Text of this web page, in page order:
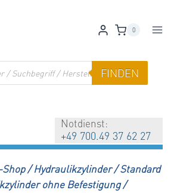
0
FINDEN
Notdienst:
+49 700.49 37 62 27
/ Hydraulikzylinder / Standard
ohne Befestigung /